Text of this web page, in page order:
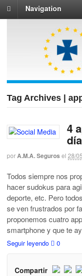
Navigation
Tag Archives |
4
porA.M.A. Seguros el 28/
Todos siempre nos
hacer sudokus para
deporte, etc. Pero
se ven frustrados por
proponemos cuatro
smartphone y que te
Seguir leyendo 0
Compartir